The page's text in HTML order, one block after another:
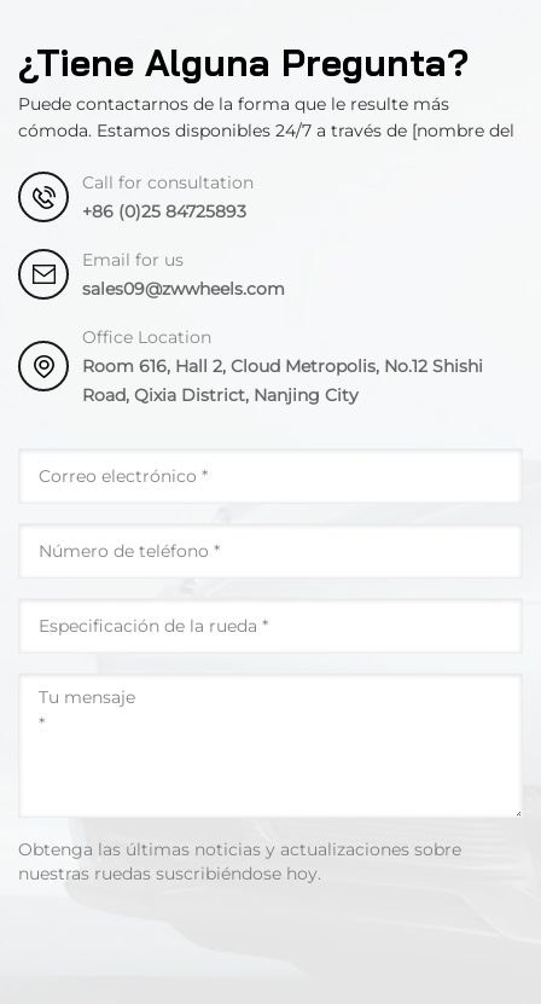
¿Tiene Alguna Pregunta?
Puede contactarnos de la forma que le resulte más
cómoda. Estamos disponibles 24/7 a través de [nombre del
Call for consultation
+86 (0)25 84725893
Email for us
sales09@zwwheels.com
Office Location
Room 616, Hall 2, Cloud Metropolis, No.12 Shishi
Road, Qixia District, Nanjing City
Obtenga las últimas noticias y actualizaciones sobre
nuestras ruedas suscribiéndose hoy.